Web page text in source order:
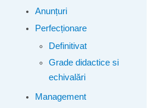
Anunțuri
Perfecționare
Definitivat
Grade didactice si
echivalări
Management